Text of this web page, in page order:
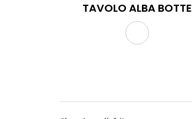
TAVOLO ALBA BOTTE